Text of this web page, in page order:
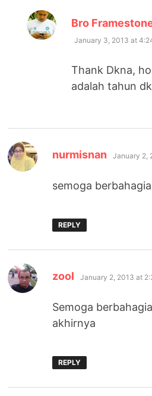
Bro
January 3, 2013 at
Thank Dkna,
adalah tahun
nurmisnan says:
January 2,
semoga
REPLY
zool says:
January 2, 2013 at
Semoga
akhirnya
REPLY